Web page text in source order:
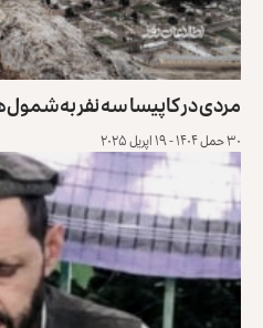
مردی در کاپیسا سه نفر
۳۰ حمل ۱۴۰۴ - ۱۹ اپریل ۲۰۲۵